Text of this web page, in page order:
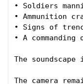
• Soldiers
• Ammunition
• Signs of
• A
The
The camera